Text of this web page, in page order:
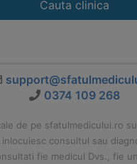
Cauta clinica
0374 109 268
de pe sfatulmedicului.ro
consultul sau
fie medicul Dvs., fie